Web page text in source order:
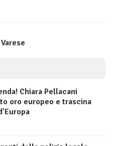
Chiara Pellacani
oro europeo e trascina